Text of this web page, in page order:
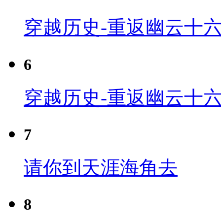
穿越历史-重返幽云十
6
穿越历史-重返幽云十
7
请你到天涯海角去
8